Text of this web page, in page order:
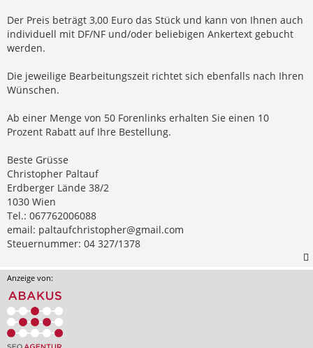
Der Preis beträgt 3,00 Euro das Stück und kann von Ihnen auch
individuell mit DF/NF und/oder beliebigen Ankertext gebucht
werden.
Die jeweilige Bearbeitungszeit richtet sich ebenfalls nach Ihren
Wünschen.
Ab einer Menge von 50 Forenlinks erhalten Sie einen 10
Prozent Rabatt auf Ihre Bestellung.
Beste Grüsse
Christopher Paltauf
Erdberger Lände 38/2
1030 Wien
Tel.: 067762006088
email: paltaufchristopher@gmail.com
Steuernummer: 04 327/1378
Anzeige von: